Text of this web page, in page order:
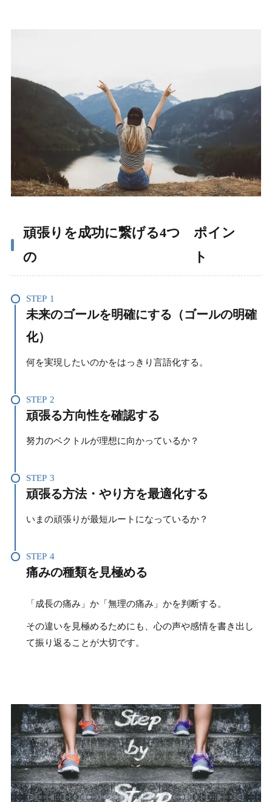
頑張りを成功に繋げる4つ
の
ポイン
ト
STEP 1
未来のゴールを明確にする（ゴールの明確
化）
何を実現したいのかをはっきり言語化する。
STEP 2
頑張る方向性を確認する
努力のベクトルが理想に向かっているか？
STEP 3
頑張る方法・やり方を最適化する
いまの頑張りが最短ルートになっているか？
STEP 4
痛みの種類を見極める
「成長の痛み」か「無理の痛み」かを判断する。
その違いを見極めるためにも、心の声や感情を書き出し
て振り返ることが大切です。